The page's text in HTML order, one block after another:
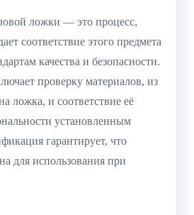
ложки — это процесс,
соответствие этого предмета
качества и безопасности.
проверку материалов, из
ложка, и соответствие её
установленным
гарантирует, что
для использования при